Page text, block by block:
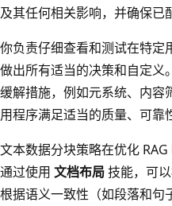
及其任何相关影响，并确保已
你负责仔细查看和测试在特定
做出所有适当的决策和自定义
缓解措施，例如元系统、内容
用程序满足适当的质量、可靠
文本数据分块策略在优化
通过使用 文档布局技能，可
根据语义一致性（如段落和句